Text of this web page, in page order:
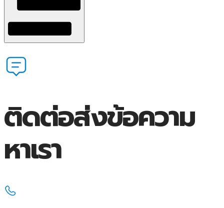
ติดต่อส่งข้อความ
หาเรา